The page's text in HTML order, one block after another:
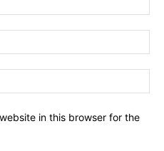
in this browser for the